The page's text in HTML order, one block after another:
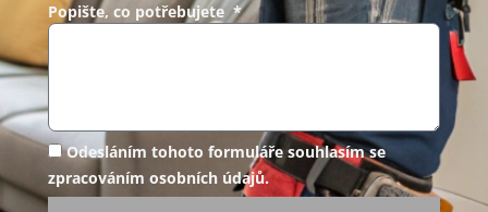
Popište, co potřebujete *
Odesláním tohoto formuláře souhlasím se
zpracováním osobních údajů.